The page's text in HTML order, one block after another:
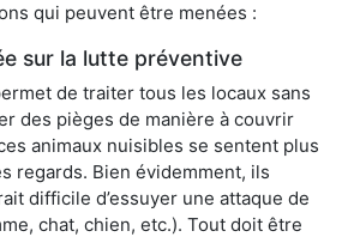
qui peuvent être menées :
sur la lutte préventive
de traiter tous les locaux sans
des pièges de manière à couvrir
animaux nuisibles se sentent plus
regards. Bien évidemment, ils
difficile d’essuyer une attaque de
chat, chien, etc.). Tout doit être